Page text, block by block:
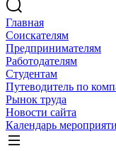
Главная
Соискателям
Предпринимателям
Работодателям
Студентам
Путеводитель по
Рынок труда
Новости сайта
Календарь